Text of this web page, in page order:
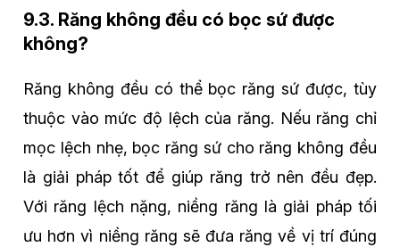
9.3. Răng không đều có bọc sứ được
không?
Răng không đều có thể bọc răng sứ được, tùy
thuộc vào mức độ lệch của răng. Nếu răng chỉ
mọc lệch nhẹ, bọc răng sứ cho răng không đều
là giải pháp tốt để giúp răng trở nên đều đẹp.
Với răng lệch nặng, niềng răng là giải pháp tối
ưu hơn vì niềng răng sẽ đưa răng về vị trí đúng